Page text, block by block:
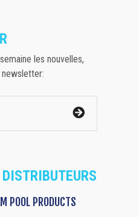
les nouvelles,
POOL PRODUCTS